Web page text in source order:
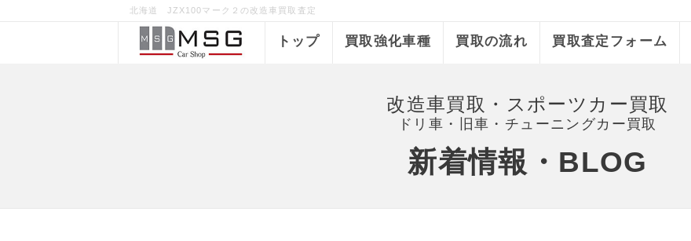
北海道 JZX100マーク２の改造車買取査定
トップ 買取強化車種 買取の流れ 買取査定フォーム
改造車買取・スポーツカー買取
ドリ車・旧車・チューニングカー買取
新着情報・BLOG